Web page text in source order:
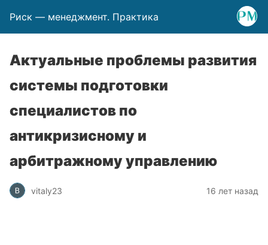
Риск — менеджмент. Практика
Актуальные проблемы развития
системы подготовки
специалистов по
антикризисному и
арбитражному управлению
vitaly23 16 лет назад